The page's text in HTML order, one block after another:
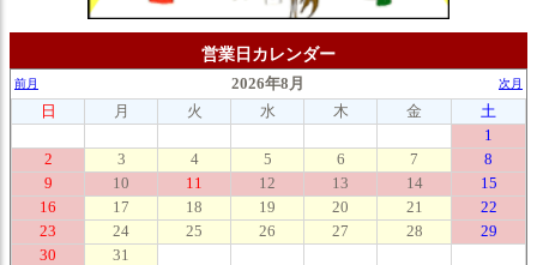
営業日カレンダー